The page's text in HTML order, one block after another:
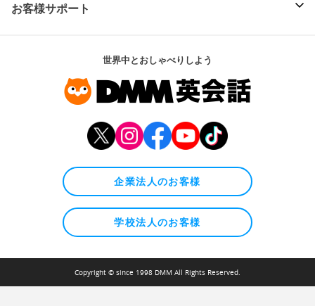
お客様サポート
世界中とおしゃべりしよう
企業法人のお客様
学校法人のお客様
Copyright © since 1998 DMM All Rights Reserved.